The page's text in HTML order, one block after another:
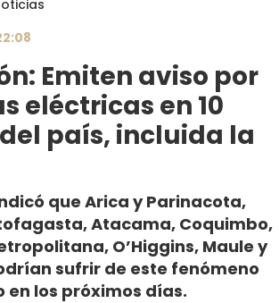
Emiten aviso por
eléctricas en 10
país, incluida la
que Arica y Parinacota,
Atacama, Coquimbo,
O’Higgins, Maule y
sufrir de este fenómeno
los próximos días.